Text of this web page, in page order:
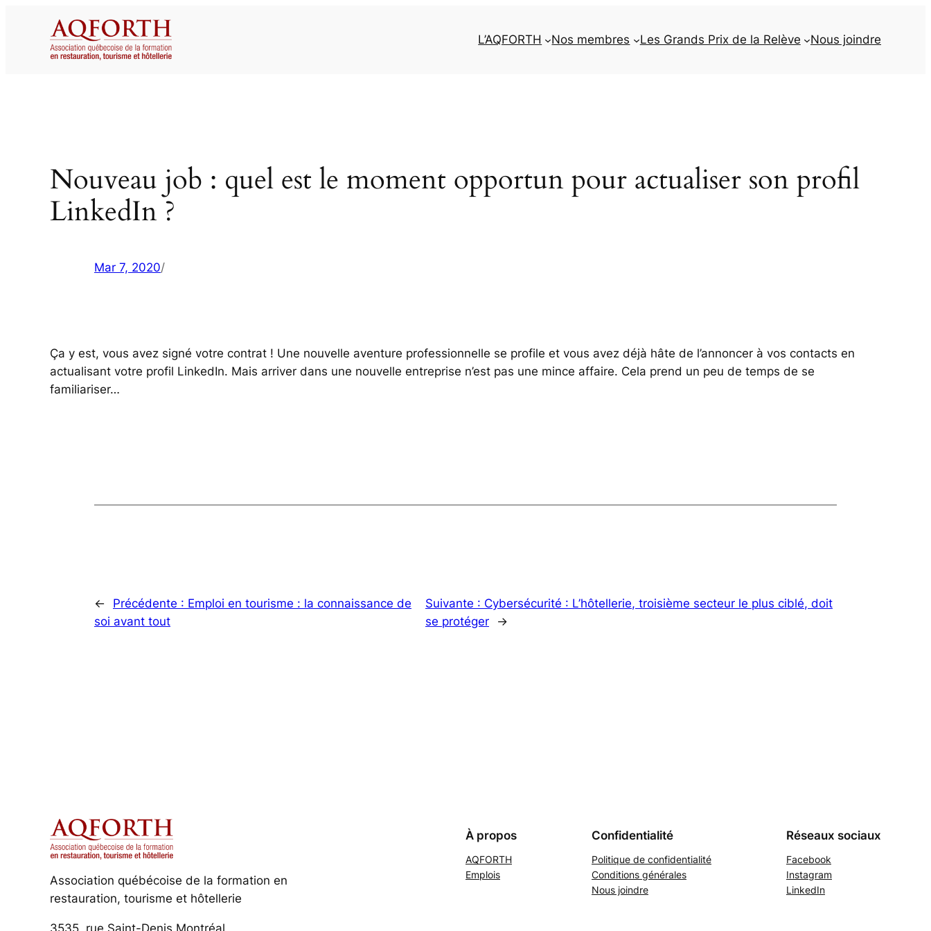
L’AQFORTH Nos membres Les Grands Prix de la Relève Nous joindre
Nouveau job : quel est le moment opportun pour actualiser son profil
LinkedIn ?
Mar 7, 2020/
Ça y est, vous avez signé votre contrat ! Une nouvelle aventure professionnelle se profile et vous avez déjà hâte de l’annoncer à vos contacts en
actualisant votre profil LinkedIn. Mais arriver dans une nouvelle entreprise n’est pas une mince affaire. Cela prend un peu de temps de se
familiariser…
← Précédente : Emploi en tourisme : la connaissance de
soi avant tout
Suivante : Cybersécurité : L’hôtellerie, troisième secteur le plus ciblé, doit
se protéger
→
Association québécoise de la formation en
restauration, tourisme et hôtellerie
3535, rue Saint-Denis Montréal
À propos
AQFORTH
Emplois
Confidentialité
Politique de confidentialité
Conditions générales
Nous joindre
Réseaux sociaux
Facebook
Instagram
LinkedIn